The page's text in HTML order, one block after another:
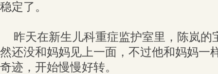
稳定了。
昨天在新生儿科重症监护室里，陈岚的
然还没和妈妈见上一面，不过他和妈妈一
奇迹，开始慢慢好转。